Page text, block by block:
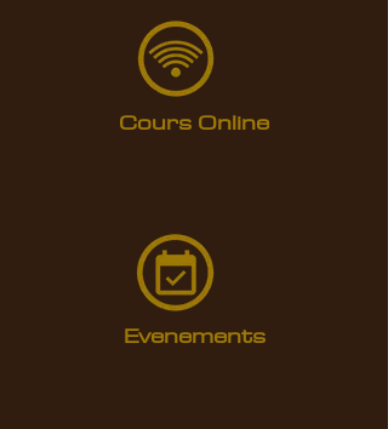
Cours Online
Evenements